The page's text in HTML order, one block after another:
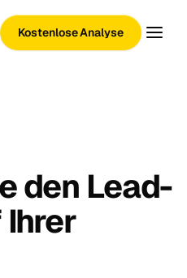
Kostenlose Analyse
den Lead-